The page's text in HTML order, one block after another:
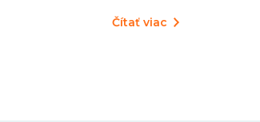
Čítať viac